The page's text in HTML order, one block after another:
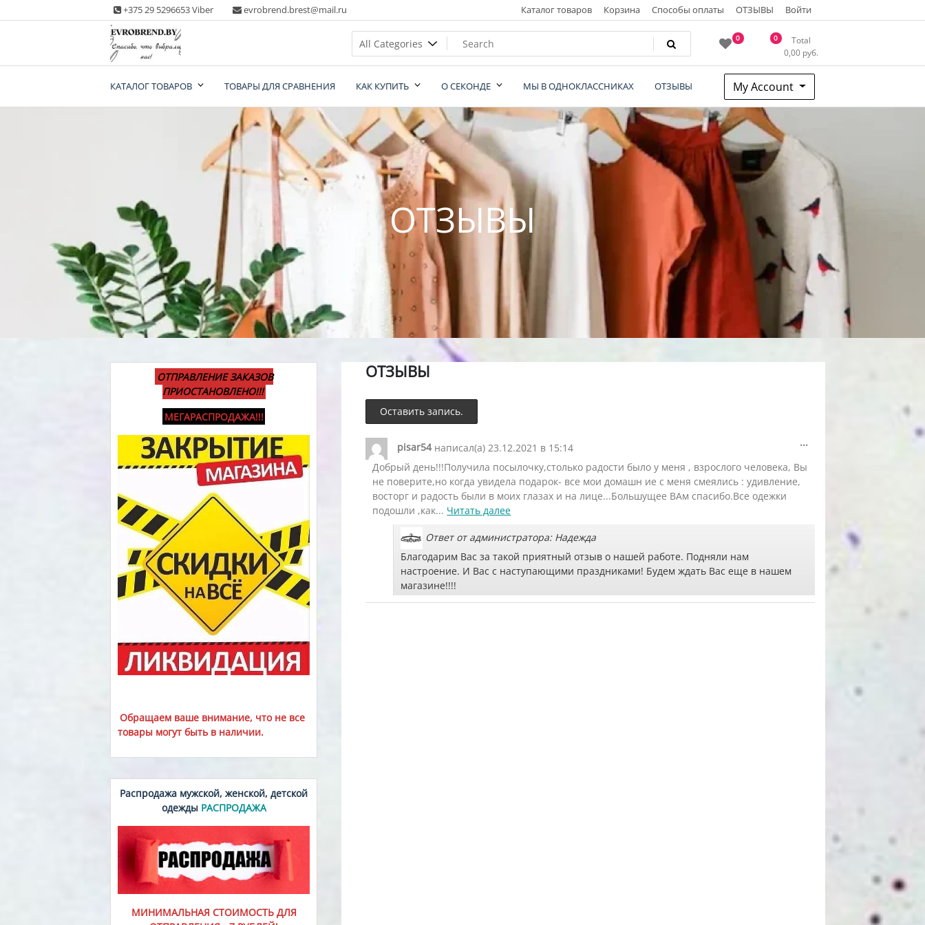
to
+375 29 5296653 Viber evrobrend.brest@mail.ru Каталог товаров Корзина Способы оплаты ОТЗЫВЫ Войти
Интернет-магазин
одежды second hand
0 0
Total
0,00 руб.
КАТАЛОГ ТОВАРОВ ТОВАРЫ ДЛЯ СРАВНЕНИЯ КАК КУПИТЬ О СЕКОНДЕ МЫ В ОДНОКЛАССНИКАХ ОТЗЫВЫ My Account
ОТЗЫВЫ
ОТЗЫВЫ
pisar54 написал(а) 23.12.2021 в 15:14
Добрый день!!!Получила посылочку,столько радости было у меня , взрослого человека, Вы
не поверите,но когда увидела подарок- все мои домашн ие с меня смеялись : удивление,
восторг и радость были в моих глазах и на лице...Большущее ВАм спасибо.Все одежки
подошли ,как... Читать далее
Ответ от администратора: Надежда
Благодарим Вас за такой приятный отзыв о нашей работе. Подняли нам
настроение. И Вас с наступающими праздниками! Будем ждать Вас еще в нашем
магазине!!!!
...Переключить
ОТПРАВЛЕНИЕ ЗАКАЗОВ
ПРИОСТАНОВЛЕНО!!!
МЕГАРАСПРОДАЖА!!!
Обращаем ваше внимание, что не все
товары могут быть в наличии.
Распродажа мужской, женской, детской
одежды РАСПРОДАЖА
МИНИМАЛЬНАЯ СТОИМОСТЬ ДЛЯ